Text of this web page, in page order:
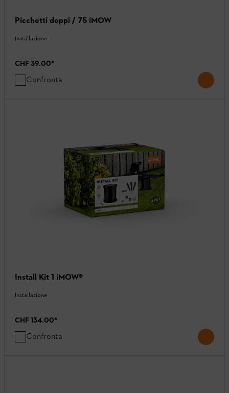
Picchetti doppi / 75 iMOW
Installazione
CHF 39.00*
Confronta
Install Kit 1 iMOW®
Installazione
CHF 134.00*
Confronta